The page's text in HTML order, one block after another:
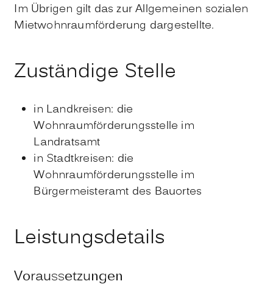
Im Übrigen gilt das zur Allgemeinen sozialen
Mietwohnraumförderung dargestellte.
Zuständige Stelle
in Landkreisen: die
Wohnraumförderungsstelle im
Landratsamt
in Stadtkreisen: die
Wohnraumförderungsstelle im
Bürgermeisteramt des Bauortes
Leistungsdetails
Voraussetzungen